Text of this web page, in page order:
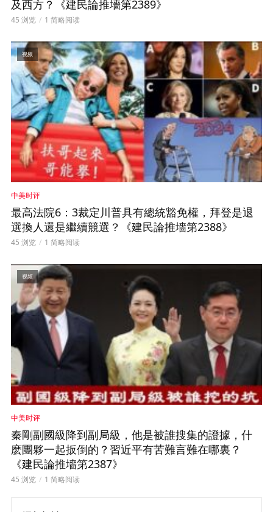
及西方？《建民論推墻第2389》
45 浏览 1 简略阅读
视频
中美时评
最高法院6：3裁定川普具有總統豁免權，拜登是退
選換人還是繼續競選？《建民論推墻第2388》
45 浏览 1 简略阅读
视频
中美时评
秦剛副國級降到副局級，他是被誰搜集的證據，什
麽團夥一起扳倒的？習近平有苦難言難在哪裏？
《建民論推墻第2387》
45 浏览 1 简略阅读